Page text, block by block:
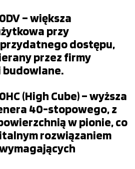
– większa
przy
dostępu,
przez firmy
(High Cube) – wyższa
40-stopowego, z
w pionie, co
rozwiązaniem